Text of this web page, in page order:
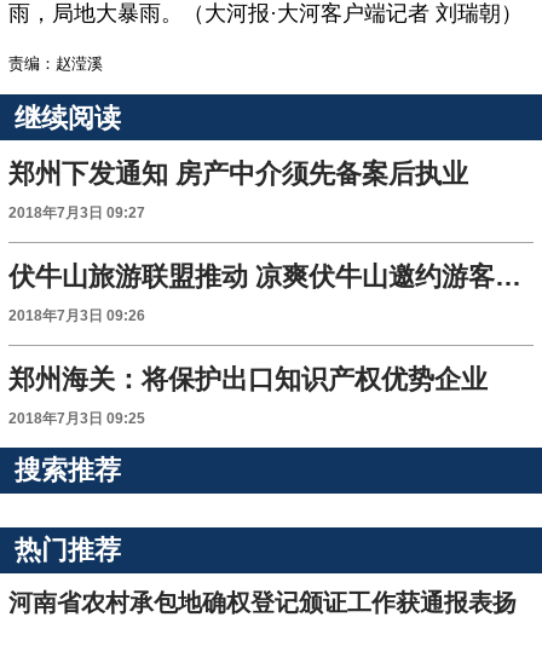
雨，局地大暴雨。（大河报·大河客户端记者 刘瑞朝）
责编：赵滢溪
继续阅读
郑州下发通知 房产中介须先备案后执业
2018年7月3日 09:27
伏牛山旅游联盟推动 凉爽伏牛山邀约游客享清凉一夏
2018年7月3日 09:26
郑州海关：将保护出口知识产权优势企业
2018年7月3日 09:25
搜索推荐
热门推荐
河南省农村承包地确权登记颁证工作获通报表扬